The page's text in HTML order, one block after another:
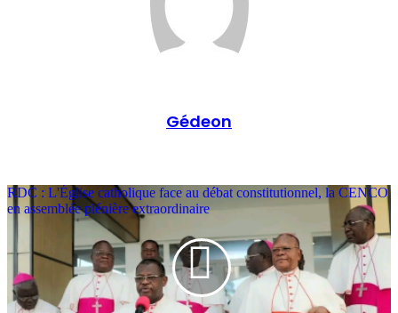
Gédeon
RDC : L'Église catholique face au débat constitutionnel, la CENCO
en assemblée plénière extraordinaire